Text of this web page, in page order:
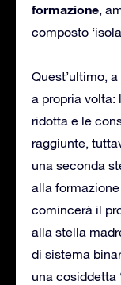
formazione,
composto
Quest’ultimo,
a propria volta:
ridotta e le
raggiunte,
una seconda
alla
comincerà il
alla stella
di sistema
una cosiddetta